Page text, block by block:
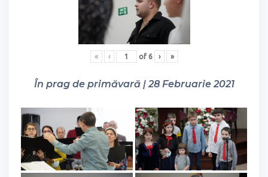
« ‹ of 6 › »
În prag de primăvară | 28 Februarie 2021